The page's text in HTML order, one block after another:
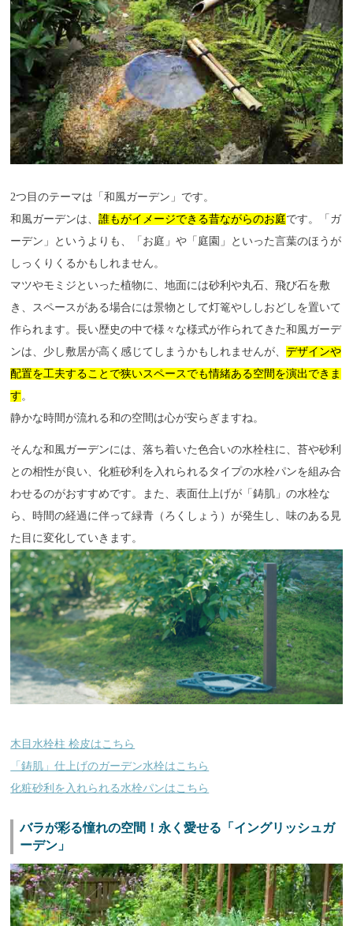
2つ目のテーマは「和風ガーデン」です。
和風ガーデンは、誰もがイメージできる昔ながらのお庭です。「ガ
ーデン」というよりも、「お庭」や「庭園」といった言葉のほうが
しっくりくるかもしれません。
マツやモミジといった植物に、地面には砂利や丸石、飛び石を敷
き、スペースがある場合には景物として灯篭やししおどしを置いて
作られます。長い歴史の中で様々な様式が作られてきた和風ガーデ
ンは、少し敷居が高く感じてしまうかもしれませんが、デザインや
配置を工夫することで狭いスペースでも情緒ある空間を演出できま
す。
静かな時間が流れる和の空間は心が安らぎますね。
そんな和風ガーデンには、落ち着いた色合いの水栓柱に、苔や砂利
との相性が良い、化粧砂利を入れられるタイプの水栓パンを組み合
わせるのがおすすめです。また、表面仕上げが「鋳肌」の水栓な
ら、時間の経過に伴って緑青（ろくしょう）が発生し、味のある見
た目に変化していきます。
木目水栓柱 桧皮はこちら
「鋳肌」仕上げのガーデン水栓はこちら
化粧砂利を入れられる水栓パンはこちら
バラが彩る憧れの空間！永く愛せる「イングリッシュガ
ーデン」